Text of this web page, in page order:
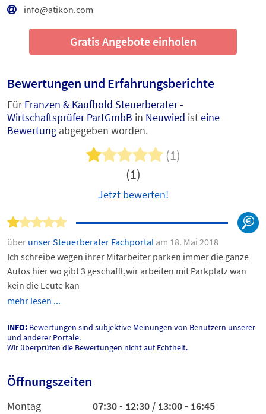
info@atikon.com
Gratis Angebote einholen
Bewertungen und Erfahrungsberichte
FürFranzen & Kaufhold Steuerberater -
Wirtschaftsprüfer PartGmbB in Neuwied isteine
Bewertung abgegeben worden.
(1)
(1)
Jetzt bewerten!
über unser Steuerberater Fachportal am 18. Mai 2018
Ich schreibe wegen ihrer Mitarbeiter parken immer die ganze
Autos hier wo gibt 3 geschafft,wir arbeiten mit Parkplatz wan
kein die Leute kan
mehr lesen ...
INFO: Bewertungen sind subjektive Meinungen von Benutzern unserer
und anderer Portale.
Wir überprüfen die Bewertungen nicht auf Echtheit.
Öffnungszeiten
Montag
07:30 - 12:30 / 13:00 - 16:45